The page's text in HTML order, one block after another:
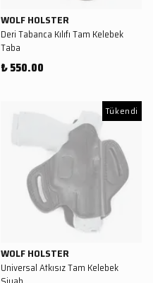
WOLF HOLSTER
Deri Tabanca Kılıfı Tam Kelebek
Taba
₺ 550.00
Tükendi
WOLF HOLSTER
Universal Atkısız Tam Kelebek